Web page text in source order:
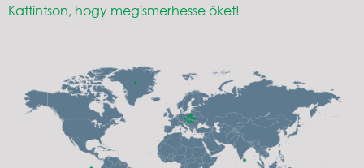
Kattintson, hogy megismerhesse őket!